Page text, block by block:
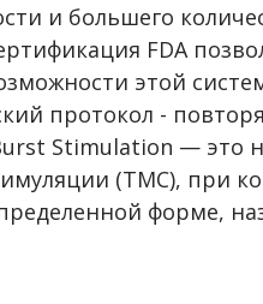
и большего
FDA
этой
протокол -
Stimulation — это
(ТМС), при
форме,